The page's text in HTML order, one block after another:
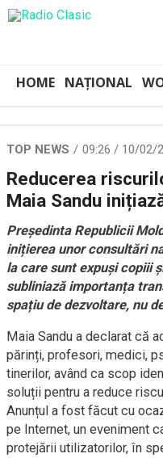
HOME NAȚIONAL
TOP NEWS 09:26 / 10/02/
Reducerea
Maia Sandu
Președinta Republicii
inițierea unor consultări
la care sunt expuși copiii
subliniază importanța
spațiu de dezvoltare, nu
Maia Sandu a declarat că
părinți, profesori, medici,
tinerilor, având ca scop
soluții pentru a reduce
Anunțul a fost făcut cu
pe Internet, un eveniment
protejării utilizatorilor, în